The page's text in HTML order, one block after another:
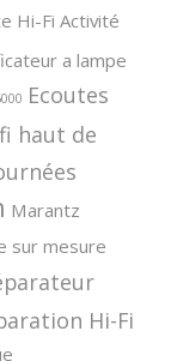
Hi-Fi Activité
a lampe
Ecoutes
haut de
Marantz
sur mesure
Hi-Fi